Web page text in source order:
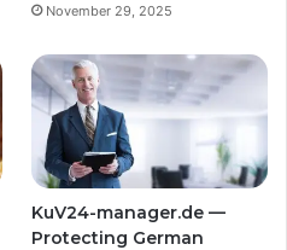
November 29, 2025
KuV24-manager.de —
Protecting German